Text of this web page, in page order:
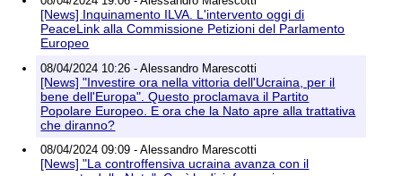
[News] Inquinamento ILVA. L'intervento oggi di
PeaceLink alla Commissione Petizioni del Parlamento
Europeo
08/04/2024 10:26 - Alessandro Marescotti
[News] "Investire ora nella vittoria dell'Ucraina, per il
bene dell'Europa". Questo proclamava il Partito
Popolare Europeo. E ora che la Nato apre alla trattativa
che diranno?
08/04/2024 09:09 - Alessandro Marescotti
[News] "La controffensiva ucraina avanza con il